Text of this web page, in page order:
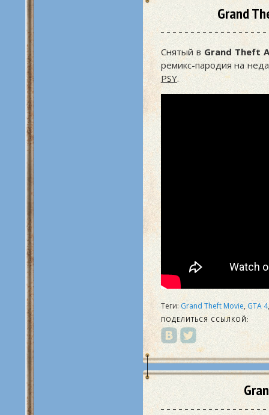
Grand
Снятый в Grand Theft
ремикс-пародия на
PSY.
Теги:Grand Theft Movie,GTA 4
ПОДЕЛИТЬСЯ ССЫЛКОЙ: